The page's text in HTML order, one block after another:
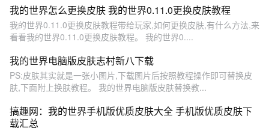
我的世界怎么更换皮肤 我的世界0.11.0更换皮肤教程
我的世界0.11.0更换皮肤教程带给玩家,如何更换皮肤,有什么方法,来
看看我的世界0.11.0更换皮肤教程。 我的世界0....
我的世界电脑版皮肤志村新八下载
PS:皮肤其实就是一张小图片,下载图片后按照教程操作即可替换皮
肤,下面附上换肤教程。 我的世界电脑版皮肤替换教...
搞趣网：我的世界手机版优质皮肤大全 手机版优质皮肤下
载汇总